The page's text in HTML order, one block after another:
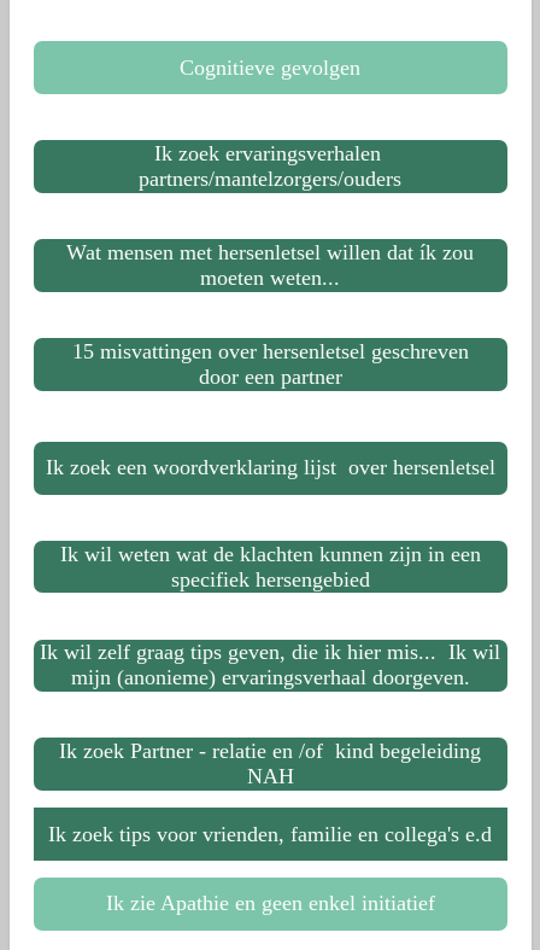
Cognitieve gevolgen
Ik zoek ervaringsverhalen
partners/mantelzorgers/ouders
Wat mensen met hersenletsel willen dat ík zou
moeten weten...
15 misvattingen over hersenletsel geschreven
door een partner
Ik zoek een woordverklaring lijst over hersenletsel
Ik wil weten wat de klachten kunnen zijn in een
specifiek hersengebied
Ik wil zelf graag tips geven, die ik hier mis... Ik wil
mijn (anonieme) ervaringsverhaal doorgeven.
Ik zoek Partner - relatie en /of kind begeleiding
NAH
Ik zoek tips voor vrienden, familie en collega's e.d
Ik zie Apathie en geen enkel initiatief